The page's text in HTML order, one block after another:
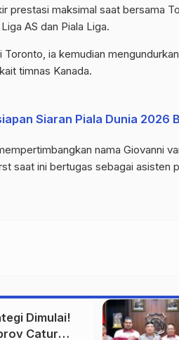
prestasi maksimal saat bersama
AS dan Piala Liga.
ia kemudian
timnas Kanada.
Siaran Piala Dunia 2026
nama Giovanni
saat ini bertugas sebagai asisten
Dimulai!
Catur